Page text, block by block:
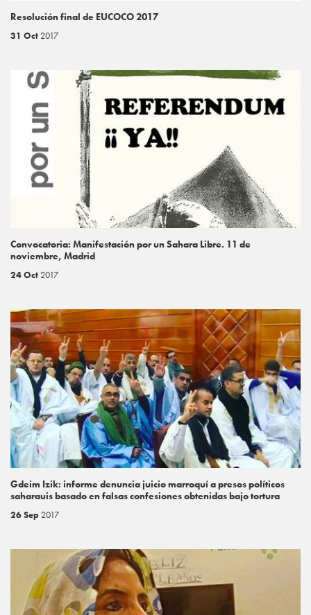
Resolución final de EUCOCO 2017
31 Oct 2017
Convocatoria: Manifestación por un Sahara Libre. 11 de
noviembre, Madrid
24 Oct 2017
Gdeim Izik: informe denuncia juicio marroquí a presos políticos
saharauis basado en falsas confesiones obtenidas bajo tortura
26 Sep 2017